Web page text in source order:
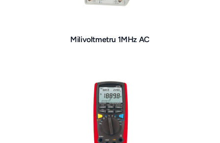
Milivoltmetru 1MHz AC